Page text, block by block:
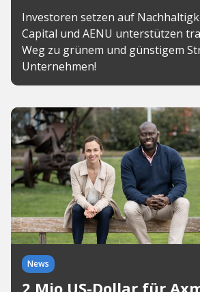
Investoren setzen auf
Capital und AENU unterstützen
Weg zu grünem und günstigem
Unternehmen!
News
2 Mio US-Dollar für